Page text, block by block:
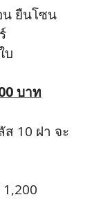
น ยืนโซน
บ
บาท
10 ฝา จะ